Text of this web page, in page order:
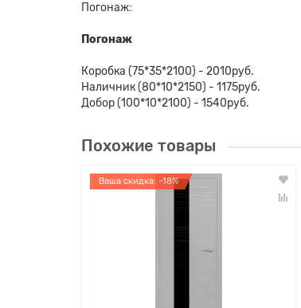
Погонаж:
Погонаж
Коробка (75*35*2100) - 2010руб.
Наличник (80*10*2150) - 1175руб.
Добор (100*10*2100) - 1540руб.
Похожие товары
Ваша скидка: -18%